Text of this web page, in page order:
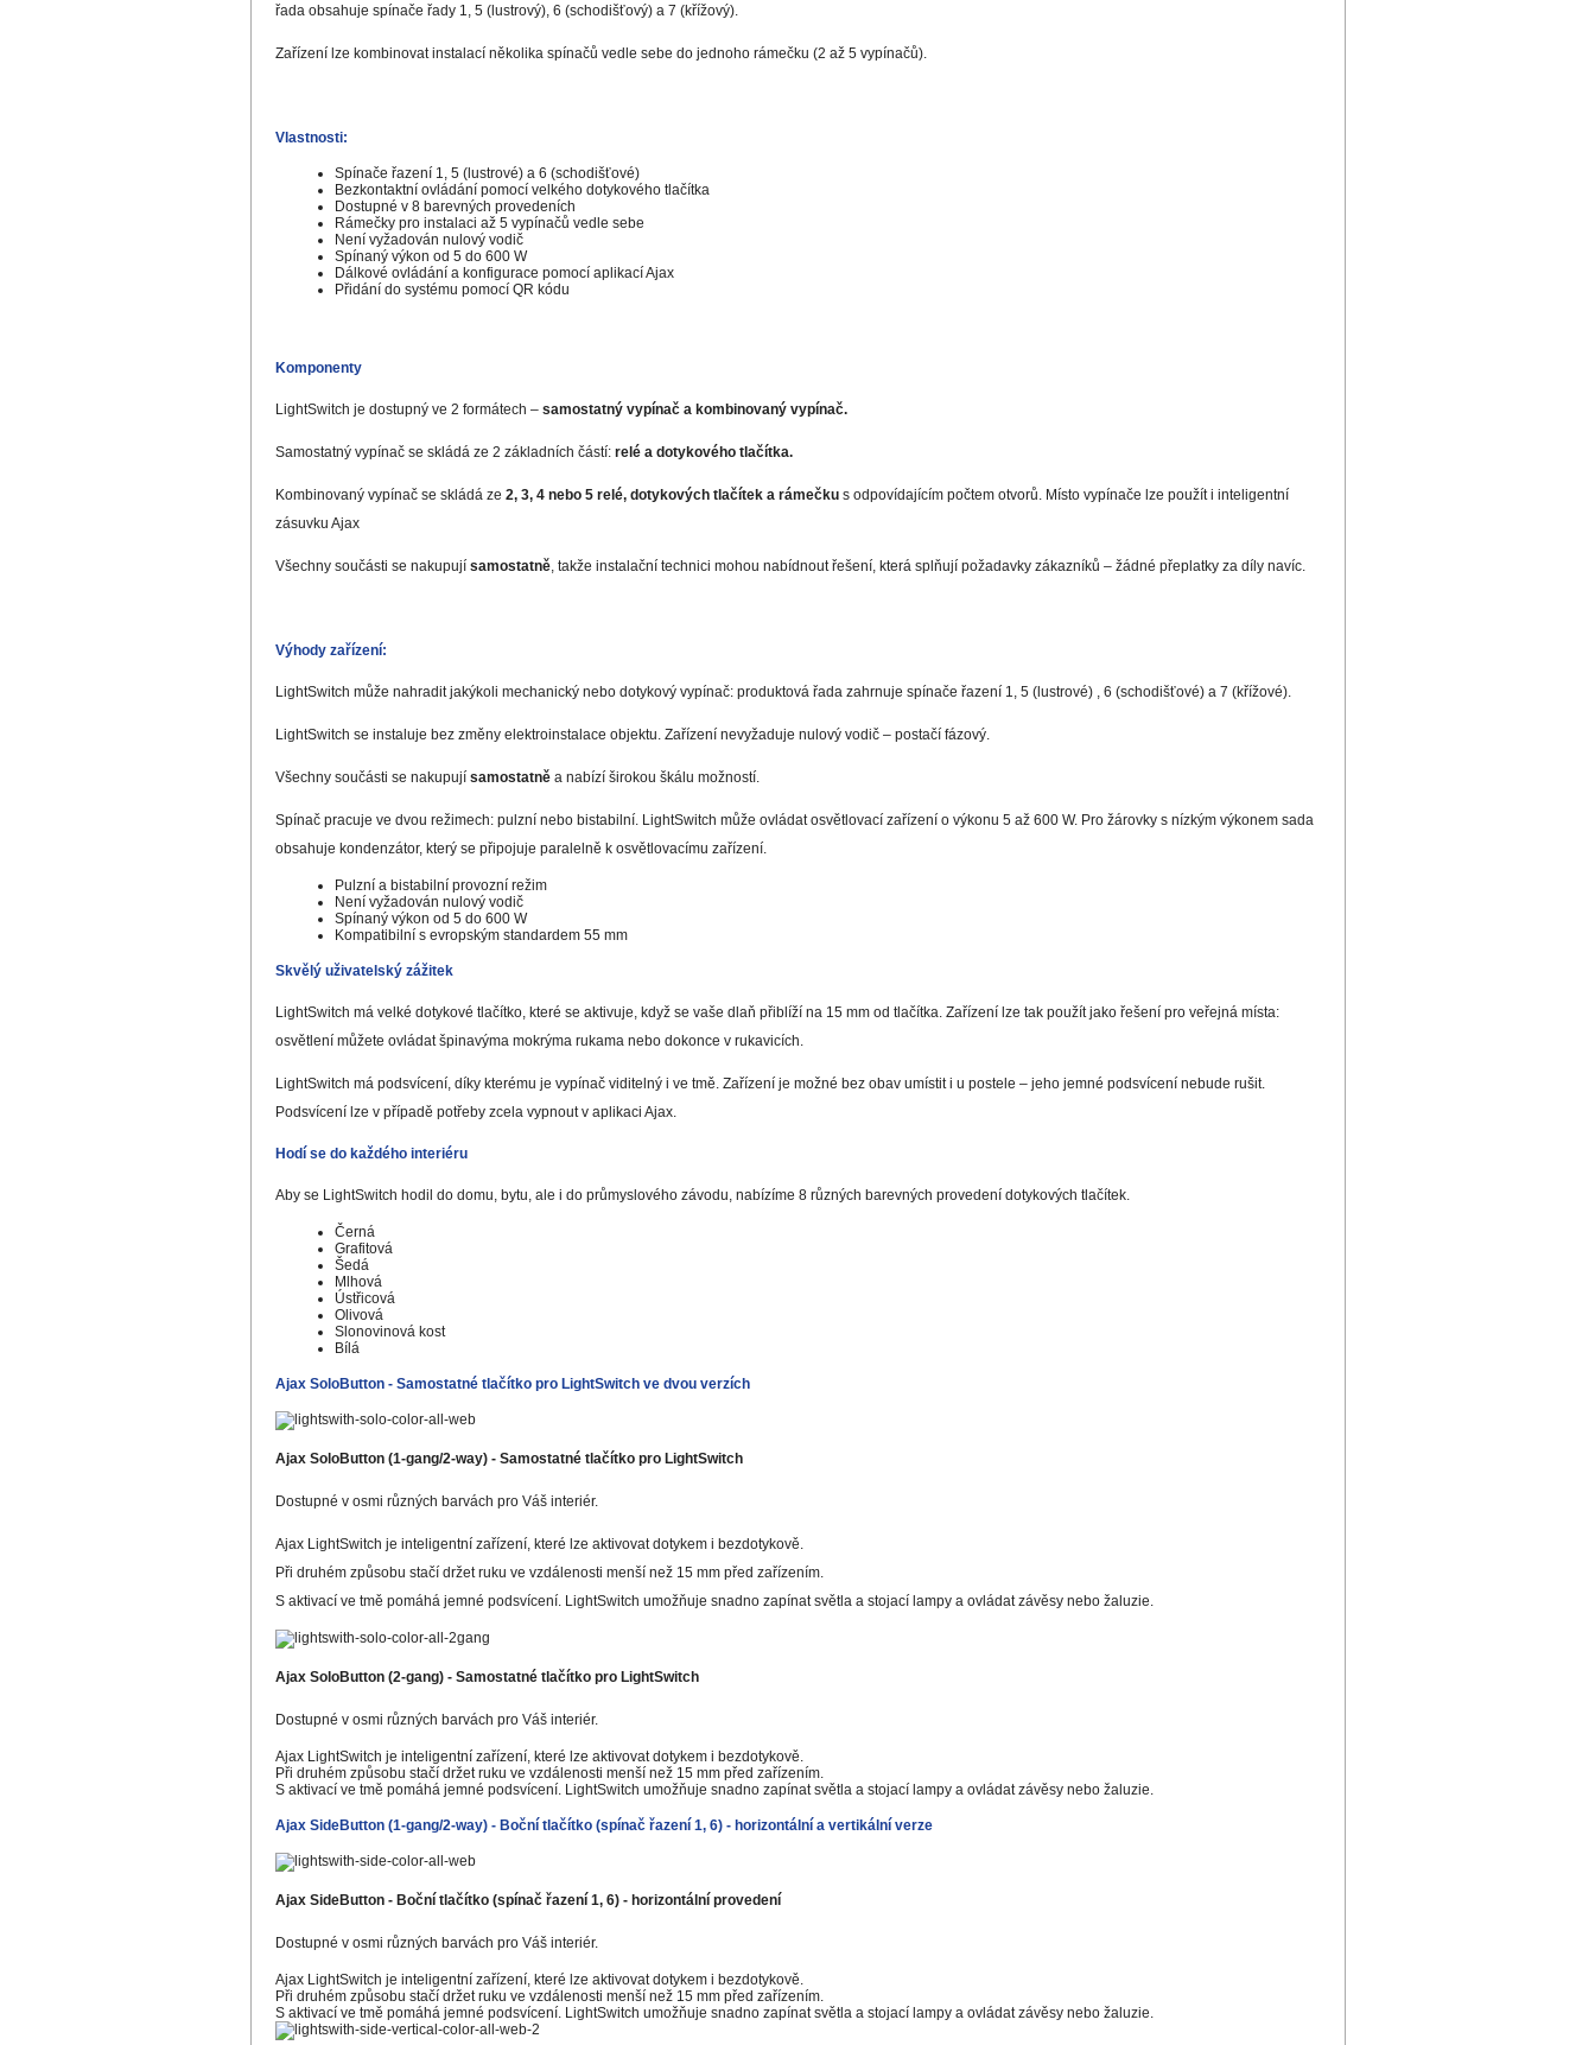
řada obsahuje spínače řady 1, 5 (lustrový), 6 (schodišťový) a 7 (křížový).
Zařízení lze kombinovat instalací několika spínačů vedle sebe do jednoho rámečku (2 až 5 vypínačů).
Vlastnosti:
Spínače řazení 1, 5 (lustrové) a 6 (schodišťové)
Bezkontaktní ovládání pomocí velkého dotykového tlačítka
Dostupné v 8 barevných provedeních
Rámečky pro instalaci až 5 vypínačů vedle sebe
Není vyžadován nulový vodič
Spínaný výkon od 5 do 600 W
Dálkové ovládání a konfigurace pomocí aplikací Ajax
Přidání do systému pomocí QR kódu
Komponenty
LightSwitch je dostupný ve 2 formátech – samostatný vypínač a kombinovaný vypínač.
Samostatný vypínač se skládá ze 2 základních částí: relé a dotykového tlačítka.
Kombinovaný vypínač se skládá ze 2, 3, 4 nebo 5 relé, dotykových tlačítek a rámečkus odpovídajícím počtem otvorů. Místo vypínače lze použít i inteligentní
zásuvku Ajax
Všechny součásti se nakupují samostatně, takže instalační technici mohou nabídnout řešení, která splňují požadavky zákazníků – žádné přeplatky za díly navíc.
Výhody zařízení:
LightSwitch může nahradit jakýkoli mechanický nebo dotykový vypínač: produktová řada zahrnuje spínače řazení 1, 5 (lustrové) , 6 (schodišťové) a 7 (křížové).
LightSwitch se instaluje bez změny elektroinstalace objektu. Zařízení nevyžaduje nulový vodič – postačí fázový.
Všechny součásti se nakupují samostatněa nabízí širokou škálu možností.
Spínač pracuje ve dvou režimech: pulzní nebo bistabilní. LightSwitch může ovládat osvětlovací zařízení o výkonu 5 až 600 W. Pro žárovky s nízkým výkonem sada
obsahuje kondenzátor, který se připojuje paralelně k osvětlovacímu zařízení.
Pulzní a bistabilní provozní režim
Není vyžadován nulový vodič
Spínaný výkon od 5 do 600 W
Kompatibilní s evropským standardem 55 mm
Skvělý uživatelský zážitek
LightSwitch má velké dotykové tlačítko, které se aktivuje, když se vaše dlaň přiblíží na 15 mm od tlačítka. Zařízení lze tak použít jako řešení pro veřejná místa:
osvětlení můžete ovládat špinavýma mokrýma rukama nebo dokonce v rukavicích.
LightSwitch má podsvícení, díky kterému je vypínač viditelný i ve tmě. Zařízení je možné bez obav umístit i u postele – jeho jemné podsvícení nebude rušit.
Podsvícení lze v případě potřeby zcela vypnout v aplikaci Ajax.
Hodí se do každého interiéru
Aby se LightSwitch hodil do domu, bytu, ale i do průmyslového závodu, nabízíme 8 různých barevných provedení dotykových tlačítek.
Černá
Grafitová
Šedá
Mlhová
Ústřicová
Olivová
Slonovinová kost
Bílá
Ajax SoloButton - Samostatné tlačítko pro LightSwitch ve dvou verzích
Ajax SoloButton (1-gang/2-way) - Samostatné tlačítko pro LightSwitch
Dostupné v osmi různých barvách pro Váš interiér.
Ajax LightSwitch je inteligentní zařízení, které lze aktivovat dotykem i bezdotykově.
Při druhém způsobu stačí držet ruku ve vzdálenosti menší než 15 mm před zařízením.
S aktivací ve tmě pomáhá jemné podsvícení. LightSwitch umožňuje snadno zapínat světla a stojací lampy a ovládat závěsy nebo žaluzie.
Ajax SoloButton (2-gang) - Samostatné tlačítko pro LightSwitch
Dostupné v osmi různých barvách pro Váš interiér.
Ajax LightSwitch je inteligentní zařízení, které lze aktivovat dotykem i bezdotykově.
Při druhém způsobu stačí držet ruku ve vzdálenosti menší než 15 mm před zařízením.
S aktivací ve tmě pomáhá jemné podsvícení. LightSwitch umožňuje snadno zapínat světla a stojací lampy a ovládat závěsy nebo žaluzie.
Ajax SideButton (1-gang/2-way) - Boční tlačítko (spínač řazení 1, 6) - horizontální a vertikální verze
Ajax SideButton - Boční tlačítko (spínač řazení 1, 6) - horizontální provedení
Dostupné v osmi různých barvách pro Váš interiér.
Ajax LightSwitch je inteligentní zařízení, které lze aktivovat dotykem i bezdotykově.
Při druhém způsobu stačí držet ruku ve vzdálenosti menší než 15 mm před zařízením.
S aktivací ve tmě pomáhá jemné podsvícení. LightSwitch umožňuje snadno zapínat světla a stojací lampy a ovládat závěsy nebo žaluzie.